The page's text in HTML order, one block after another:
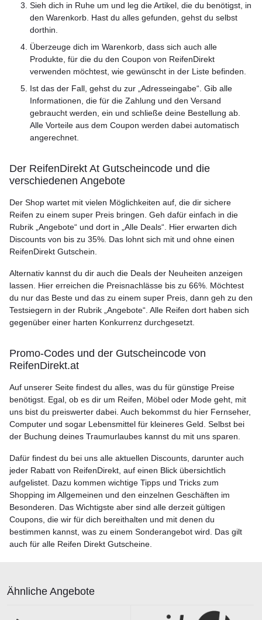
Sieh dich in Ruhe um und leg die Artikel, die du benötigst, in
den Warenkorb. Hast du alles gefunden, gehst du selbst
dorthin.
Überzeuge dich im Warenkorb, dass sich auch alle
Produkte, für die du den Coupon von ReifenDirekt
verwenden möchtest, wie gewünscht in der Liste befinden.
Ist das der Fall, gehst du zur „Adresseingabe“. Gib alle
Informationen, die für die Zahlung und den Versand
gebraucht werden, ein und schließe deine Bestellung ab.
Alle Vorteile aus dem Coupon werden dabei automatisch
angerechnet.
Der ReifenDirekt At Gutscheincode und die
verschiedenen Angebote
Der Shop wartet mit vielen Möglichkeiten auf, die dir sichere
Reifen zu einem super Preis bringen. Geh dafür einfach in die
Rubrik „Angebote“ und dort in „Alle Deals“. Hier erwarten dich
Discounts von bis zu 35%. Das lohnt sich mit und ohne einen
ReifenDirekt Gutschein.
Alternativ kannst du dir auch die Deals der Neuheiten anzeigen
lassen. Hier erreichen die Preisnachlässe bis zu 66%. Möchtest
du nur das Beste und das zu einem super Preis, dann geh zu den
Testsiegern in der Rubrik „Angebote“. Alle Reifen dort haben sich
gegenüber einer harten Konkurrenz durchgesetzt.
Promo-Сodes und der Gutscheincode von
ReifenDirekt.at
Auf unserer Seite findest du alles, was du für günstige Preise
benötigst. Egal, ob es dir um Reifen, Möbel oder Mode geht, mit
uns bist du preiswerter dabei. Auch bekommst du hier Fernseher,
Computer und sogar Lebensmittel für kleineres Geld. Selbst bei
der Buchung deines Traumurlaubes kannst du mit uns sparen.
Dafür findest du bei uns alle aktuellen Discounts, darunter auch
jeder Rabatt von ReifenDirekt, auf einen Blick übersichtlich
aufgelistet. Dazu kommen wichtige Tipps und Tricks zum
Shopping im Allgemeinen und den einzelnen Geschäften im
Besonderen. Das Wichtigste aber sind alle derzeit gültigen
Coupons, die wir für dich bereithalten und mit denen du
bestimmen kannst, was zu einem Sonderangebot wird. Das gilt
auch für alle Reifen Direkt Gutscheine.
Ähnliche Angebote